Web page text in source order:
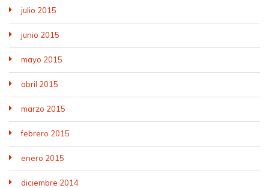
julio 2015
junio 2015
mayo 2015
abril 2015
marzo 2015
febrero 2015
enero 2015
diciembre 2014